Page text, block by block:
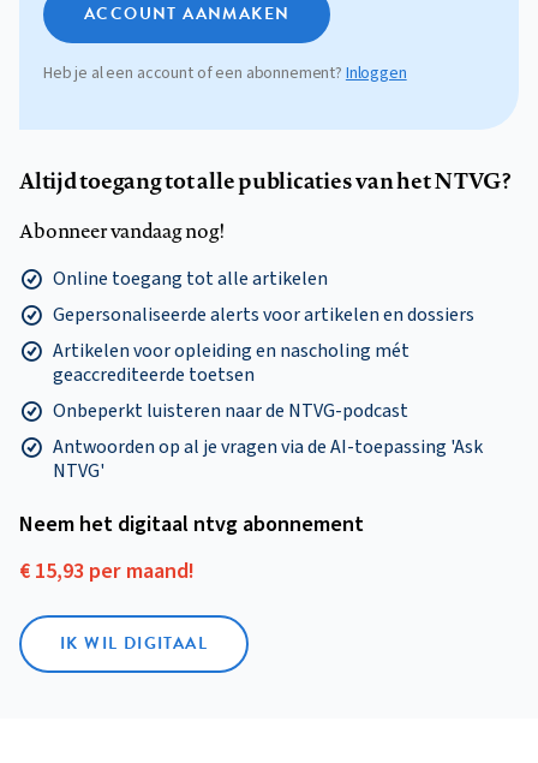
ACCOUNT AANMAKEN
Heb je al een account of een abonnement?Inloggen
Altijd toegang tot alle publicaties van het NTVG?
Abonneer vandaag nog!
Online toegang tot alle artikelen
Gepersonaliseerde alerts voor artikelen en dossiers
Artikelen voor opleiding en nascholing mét
geaccrediteerde toetsen
Onbeperkt luisteren naar de NTVG-podcast
Antwoorden op al je vragen via de AI-toepassing 'Ask
NTVG'
Neem het digitaal ntvg abonnement
€ 15,93 per maand!
IK WIL DIGITAAL